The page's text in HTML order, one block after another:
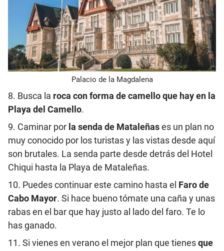
Palacio de la Magdalena
8. Busca la roca con forma de camello que hay en la
Playa del Camello.
9. Caminar por la senda de Mataleñases un plan no
muy conocido por los turistas y las vistas desde aquí
son brutales. La senda parte desde detrás del Hotel
Chiqui hasta la Playa de Mataleñas.
10. Puedes continuar este camino hasta el Faro de
Cabo Mayor. Si hace bueno tómate una caña y unas
rabas en el bar que hay justo al lado del faro. Te lo
has ganado.
11. Si vienes en verano el mejor plan que tienesque